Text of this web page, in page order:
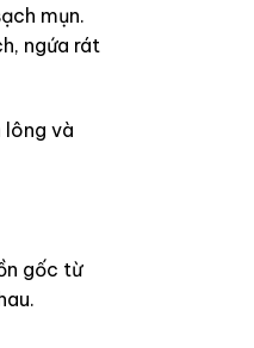
mụn.
ngứa rát
lông và
gốc từ